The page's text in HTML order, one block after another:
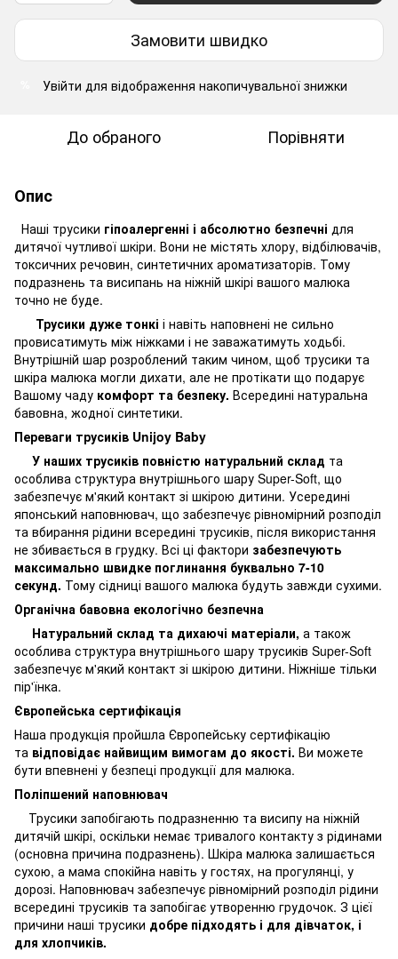
Замовити швидко
Увійти для відображення накопичувальної знижки
До обраного Порівняти
Опис
Наші трусики гіпоалергенні і абсолютно безпечні для
дитячої чутливої шкіри. Вони не містять хлору, відбілювачів,
токсичних речовин, синтетичних ароматизаторів. Тому
подразнень та висипань на ніжній шкірі вашого малюка
точно не буде.
Трусики дуже тонкі і навіть наповнені не сильно
провисатимуть між ніжками і не заважатимуть ходьбі.
Внутрішній шар розроблений таким чином, щоб трусики та
шкіра малюка могли дихати, але не протікати що подарує
Вашому чаду комфорт та безпеку. Всередині натуральна
бавовна, жодної синтетики.
Переваги трусиків Unijoy Baby
У наших трусиків повністю натуральний склад та
особлива структура внутрішнього шару Super-Soft, що
забезпечує м'який контакт зі шкірою дитини. Усередині
японський наповнювач, що забезпечує рівномірний розподіл
та вбирання рідини всередині трусиків, після використання
не збивається в грудку. Всі ці фактори забезпечують
максимально швидке поглинання буквально 7-10
секунд. Тому сідниці вашого малюка будуть завжди сухими.
Органічна бавовна екологічно безпечна
Натуральний склад та дихаючі матеріали, а також
особлива структура внутрішнього шару трусиків Super-Soft
забезпечує м'який контакт зі шкірою дитини. Ніжніше тільки
пір'їнка.
Європейська сертифікація
Наша продукція пройшла Європейську сертифікацію
та відповідає найвищим вимогам до якості. Ви можете
бути впевнені у безпеці продукції для малюка.
Поліпшений наповнювач
Трусики запобігають подразненню та висипу на ніжній
дитячій шкірі, оскільки немає тривалого контакту з рідинами
(основна причина подразнень). Шкіра малюка залишається
сухою, а мама спокійна навіть у гостях, на прогулянці, у
дорозі. Наповнювач забезпечує рівномірний розподіл рідини
всередині трусиків та запобігає утворенню грудочок. З цієї
причини наші трусики добре підходять і для дівчаток, і
для хлопчиків.